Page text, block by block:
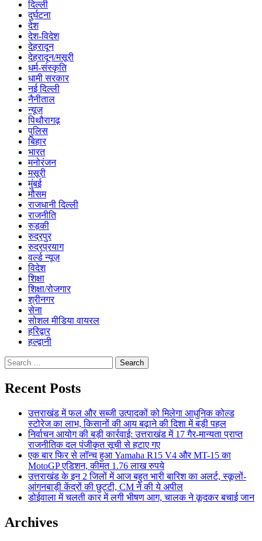
दिल्ली
दुर्घटना
देश
देश-विदेश
देहरादून
देहरादून/मसूरी
धर्म-संस्कृति
धामी सरकार
नई दिल्ली
नैनीताल
न्यूज़
पिथौरागढ़
पुलिस
बिहार
भारत
मनोरंजन
मसूरी
मुंबई
मौसम
राजधानी दिल्ली
राजनीति
रुड़की
रुद्रपुर
रुद्रप्रयाग
वर्ल्ड न्यूज़
विदेश
शिक्षा
शिक्षा/रोजगार
श्रीनगर
सेना
सोशल मीडिया वायरल
हरिद्वार
हल्द्वानी
Search
for:
Recent Posts
उत्तराखंड में फल और सब्जी उत्पादकों को मिलेगा आधुनिक कोल्ड
स्टोरेज का लाभ, किसानों की आय बढ़ाने की दिशा में बड़ी पहल
निर्वाचन आयोग की बड़ी कार्रवाई: उत्तराखंड में 17 गैर-मान्यता प्राप्त
राजनीतिक दल पंजीकृत सूची से हटाए गए
एक बार फिर से लॉन्च हुआ Yamaha R15 V4 और MT-15 का
MotoGP एडिशन, कीमत 1.76 लाख रुपये
उत्तराखंड के इन 2 जिलों में आज बहुत भारी बारिश का अलर्ट, स्कूलों-
आंगनबाड़ी केंद्रों की छुट्टी, CM ने की ये अपील
डोईवाला में चलती कार में लगी भीषण आग, चालक ने कूदकर बचाई जान
Archives